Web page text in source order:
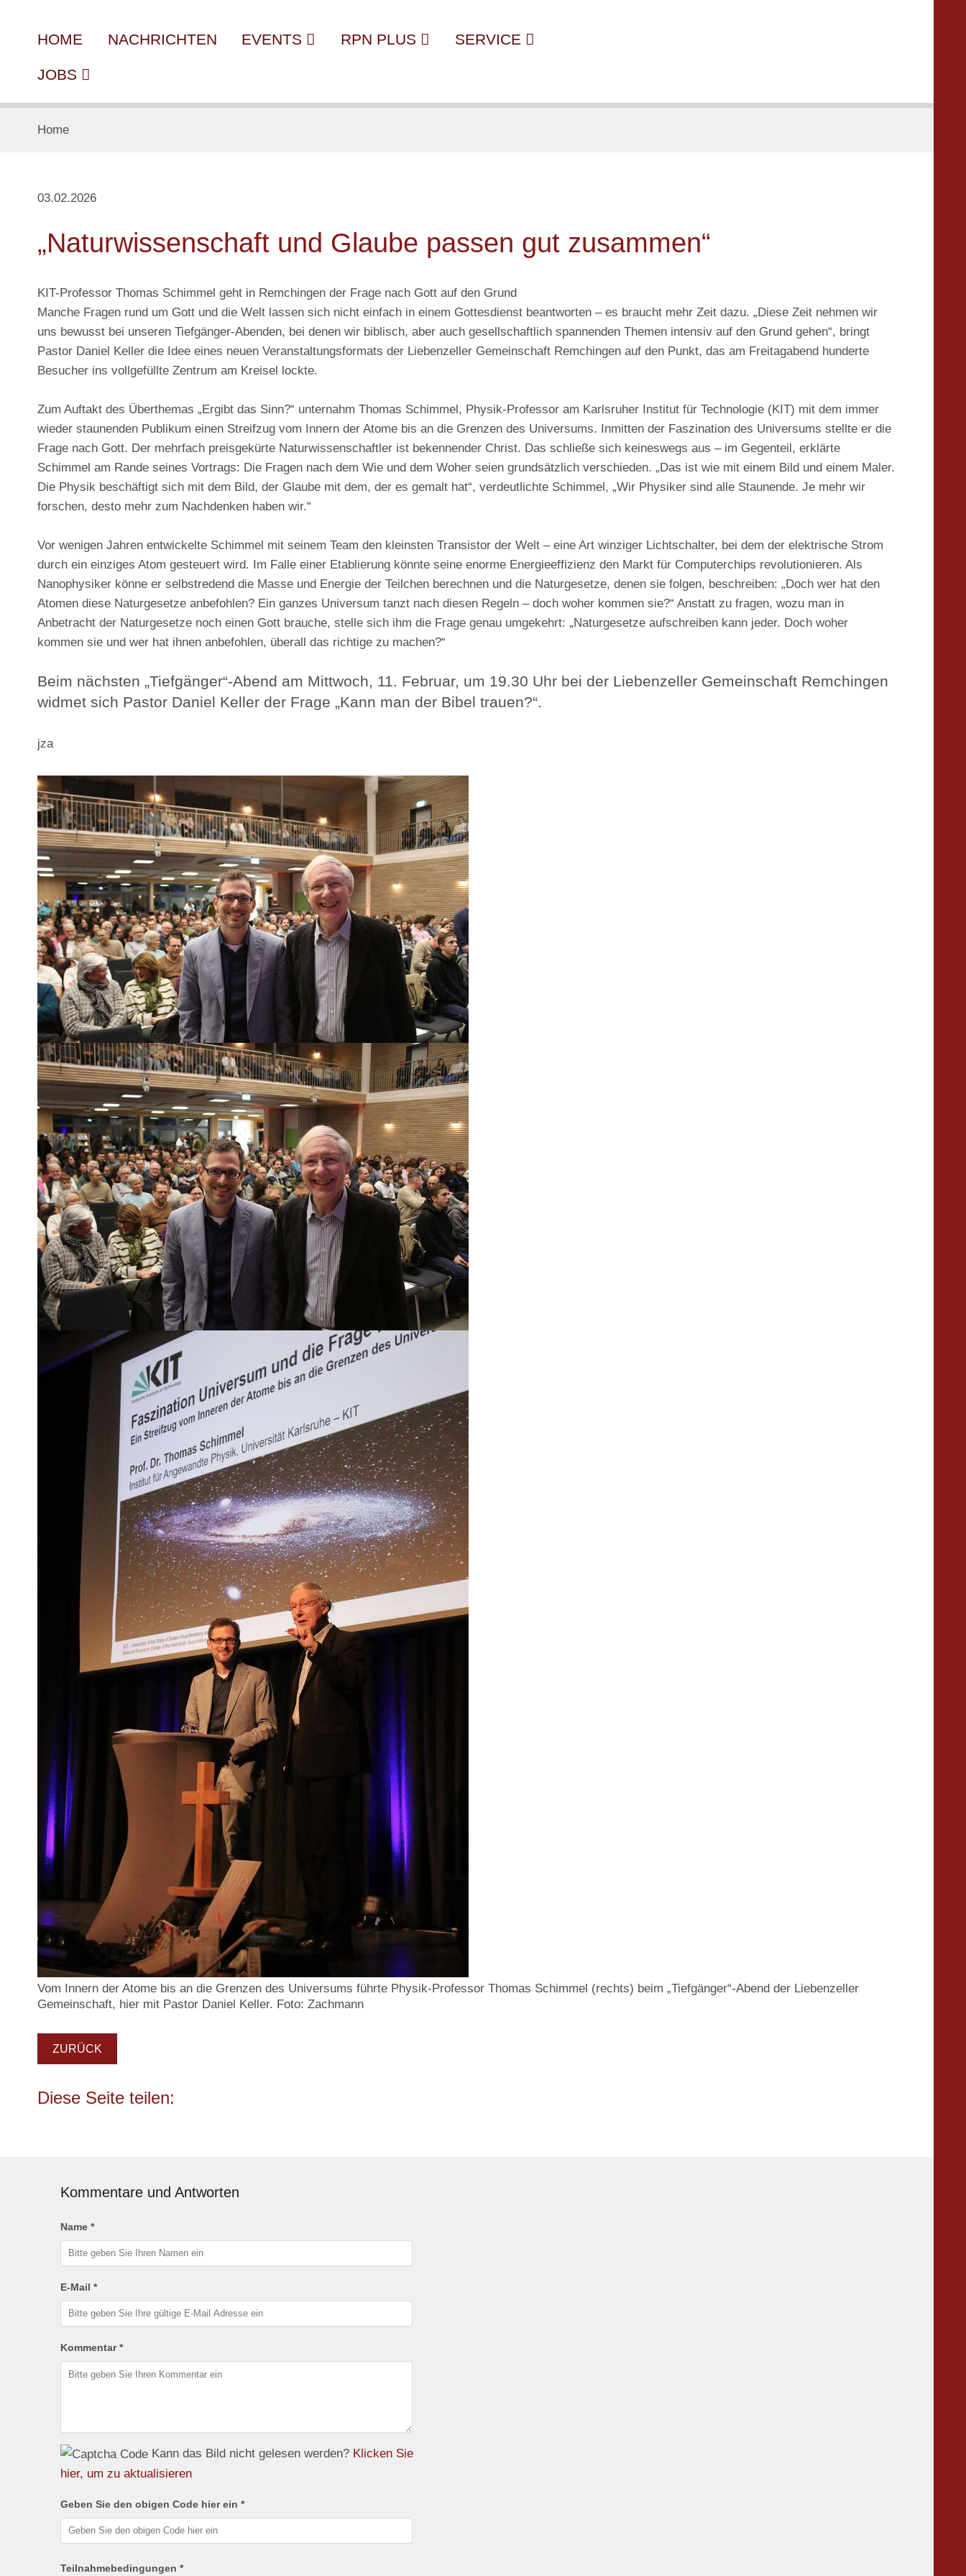
HOME NACHRICHTEN EVENTS RPN PLUS SERVICE
JOBS
Home
03.02.2026
„Naturwissenschaft und Glaube passen gut zusammen“
KIT-Professor Thomas Schimmel geht in Remchingen der Frage nach Gott auf den Grund
Manche Fragen rund um Gott und die Welt lassen sich nicht einfach in einem Gottesdienst beantworten – es braucht mehr Zeit dazu. „Diese Zeit nehmen wir
uns bewusst bei unseren Tiefgänger-Abenden, bei denen wir biblisch, aber auch gesellschaftlich spannenden Themen intensiv auf den Grund gehen“, bringt
Pastor Daniel Keller die Idee eines neuen Veranstaltungsformats der Liebenzeller Gemeinschaft Remchingen auf den Punkt, das am Freitagabend hunderte
Besucher ins vollgefüllte Zentrum am Kreisel lockte.
Zum Auftakt des Überthemas „Ergibt das Sinn?“ unternahm Thomas Schimmel, Physik-Professor am Karlsruher Institut für Technologie (KIT) mit dem immer
wieder staunenden Publikum einen Streifzug vom Innern der Atome bis an die Grenzen des Universums. Inmitten der Faszination des Universums stellte er die
Frage nach Gott. Der mehrfach preisgekürte Naturwissenschaftler ist bekennender Christ. Das schließe sich keineswegs aus – im Gegenteil, erklärte
Schimmel am Rande seines Vortrags: Die Fragen nach dem Wie und dem Woher seien grundsätzlich verschieden. „Das ist wie mit einem Bild und einem Maler.
Die Physik beschäftigt sich mit dem Bild, der Glaube mit dem, der es gemalt hat“, verdeutlichte Schimmel, „Wir Physiker sind alle Staunende. Je mehr wir
forschen, desto mehr zum Nachdenken haben wir.“
Vor wenigen Jahren entwickelte Schimmel mit seinem Team den kleinsten Transistor der Welt – eine Art winziger Lichtschalter, bei dem der elektrische Strom
durch ein einziges Atom gesteuert wird. Im Falle einer Etablierung könnte seine enorme Energieeffizienz den Markt für Computerchips revolutionieren. Als
Nanophysiker könne er selbstredend die Masse und Energie der Teilchen berechnen und die Naturgesetze, denen sie folgen, beschreiben: „Doch wer hat den
Atomen diese Naturgesetze anbefohlen? Ein ganzes Universum tanzt nach diesen Regeln – doch woher kommen sie?“ Anstatt zu fragen, wozu man in
Anbetracht der Naturgesetze noch einen Gott brauche, stelle sich ihm die Frage genau umgekehrt: „Naturgesetze aufschreiben kann jeder. Doch woher
kommen sie und wer hat ihnen anbefohlen, überall das richtige zu machen?“
Beim nächsten „Tiefgänger“-Abend am Mittwoch, 11. Februar, um 19.30 Uhr bei der Liebenzeller Gemeinschaft Remchingen
widmet sich Pastor Daniel Keller der Frage „Kann man der Bibel trauen?“.
jza
Vom Innern der Atome bis an die Grenzen des Universums führte Physik-Professor Thomas Schimmel (rechts) beim „Tiefgänger“-Abend der Liebenzeller
Gemeinschaft, hier mit Pastor Daniel Keller. Foto: Zachmann
ZURÜCK
Kommentare und Antworten
Name *
E-Mail *
Kommentar *
Kann das Bild nicht gelesen werden? Klicken Sie
hier, um zu aktualisieren
Geben Sie den obigen Code hier ein *
Teilnahmebedingungen *